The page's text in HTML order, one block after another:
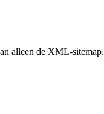
alleen de XML-sitemap.